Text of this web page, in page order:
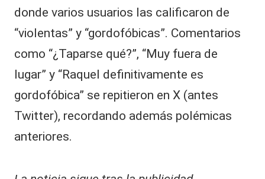
donde varios usuarios las calificaron de
“violentas” y “gordofóbicas”. Comentarios
como “¿Taparse qué?”, “Muy fuera de
lugar” y “Raquel definitivamente es
gordofóbica” se repitieron en X (antes
Twitter), recordando además polémicas
anteriores.